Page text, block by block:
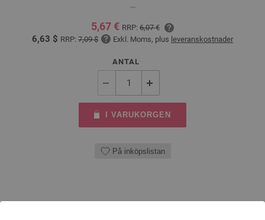
...
5,67 € RRP: 6,07 €
6,63 $ RRP: 7,09 $ Exkl. Moms, plus leveranskostnader
ANTAL
I VARUKORGEN
På inköpslistan